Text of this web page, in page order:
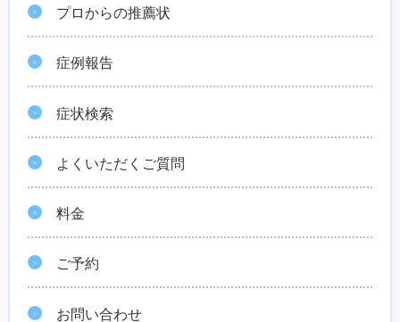
プロからの推薦状
症例報告
症状検索
よくいただくご質問
料金
ご予約
お問い合わせ